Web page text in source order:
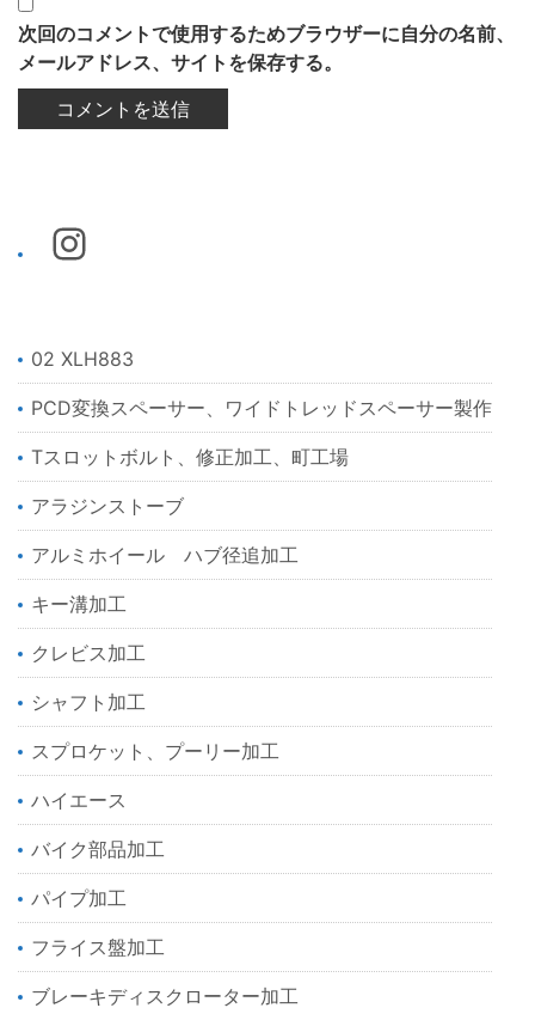
次回のコメントで使用するためブラウザーに自分の名前、
メールアドレス、サイトを保存する。
02 XLH883
PCD変換スペーサー、ワイドトレッドスペーサー製作
Tスロットボルト、修正加工、町工場
アラジンストーブ
アルミホイール ハブ径追加工
キー溝加工
クレビス加工
シャフト加工
スプロケット、プーリー加工
ハイエース
バイク部品加工
パイプ加工
フライス盤加工
ブレーキディスクローター加工